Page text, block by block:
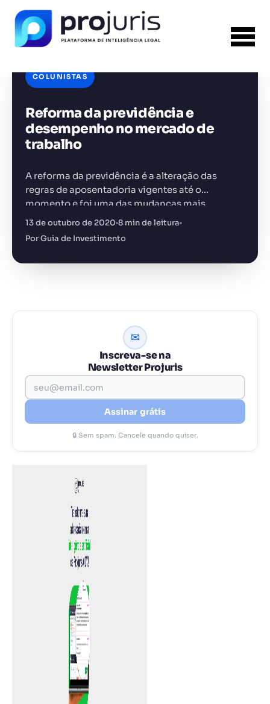
COLUNISTAS
Reforma da previdência e
desempenho no mercado de
trabalho
A reforma da previdência é a alteração das
regras de aposentadoria vigentes até o
momento e foi uma das mudanças mais
relevantes nos últimos tempos
13 de outubro de 2020 8 min de leitura
Por Guia de Investimento
✉
Inscreva-se na
Newsletter Projuris
Assinar grátis
🔒 Sem spam. Cancele quando quiser.
FERRAMENTA RECOMENDADA PARA ESTE
CONTEÚDO
Sumarizador de Contratos
+14.000 juristas